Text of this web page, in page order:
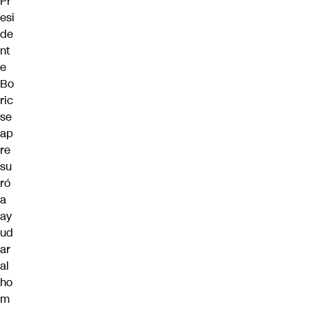
esi
de
nt
e
Bo
ric
se
ap
re
su
ró
a
ay
ud
ar
al
ho
m